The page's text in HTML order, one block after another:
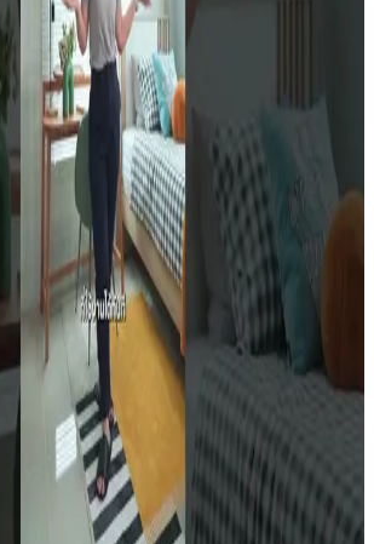
ง เริ่ม 3-4 ล้านบาท* "มั่นใจในมาตรฐานการ
ณภาพอย่างดี และมีการตรวจสอบคุณภาพ
งผ่านการตรวจ QC อย่างมั่นใจ" 🏡🔨
ทีมบริการหลังการขาย พร้อมดูแลและ
เสมอ” 👷
#บ้านอุบล
#บ้านจัดสรรอุบล
าริน #บ้านสารินอุบล #บ้านเดี่ยวอุบล
✍
นที่ใช่คือ "ความสุข" 📞 โทรเลย: 08 8595
บถาม: https://lin.ee/INt8GHk 🌐 ข้อมูล
sarin-nova-don-
ร:
GSnKSPnXggjewrh96 ติดตาม
ลือกบ้านที่ "ใช่" บ้านที่ใช่คือ "ความสุข" จาก
: https://www.baansarin.com/ •
www.youtube.com/ • Facebook :
baansarin.ubon •
www.instagram.com/baansarin •
@baansarin •
www.threads.com/@baansarin/